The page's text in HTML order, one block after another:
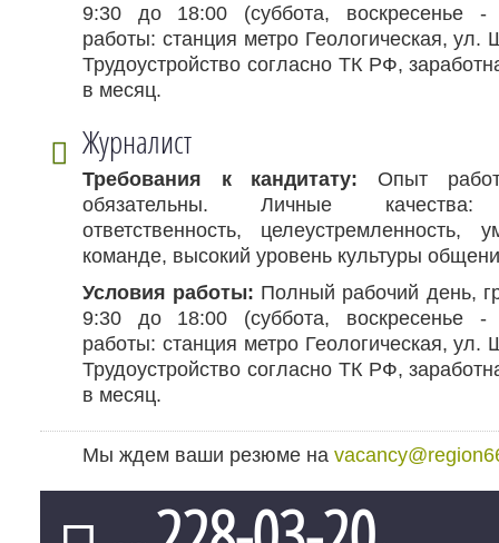
9:30 до 18:00 (суббота, воскресенье -
работы: станция метро Геологическая,
Трудоустройство согласно ТК РФ,
в месяц.
Журналист
Требования к кандитату: Опыт
обязательны. Личные качества:
ответственность, целеустремленность,
команде, высокий уровень культуры
Условия работы: Полный рабочий день,
9:30 до 18:00 (суббота, воскресенье -
работы: станция метро Геологическая,
Трудоустройство согласно ТК РФ,
в месяц.
Мы ждем ваши резюме на